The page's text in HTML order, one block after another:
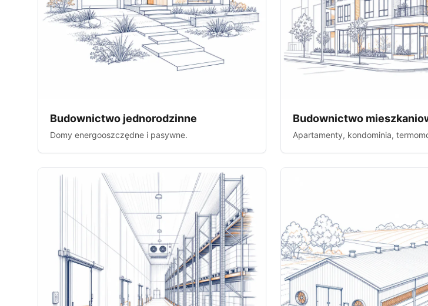
Budownictwo jednorodzinne
Domy energooszczędne i pasywne.
Budownictwo
Apartamenty, kondominia,